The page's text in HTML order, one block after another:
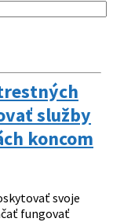
služby
koncom
svoje
fungovať